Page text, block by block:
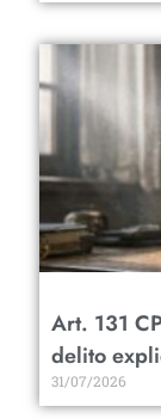
Art. 131
delito
31/07/2026